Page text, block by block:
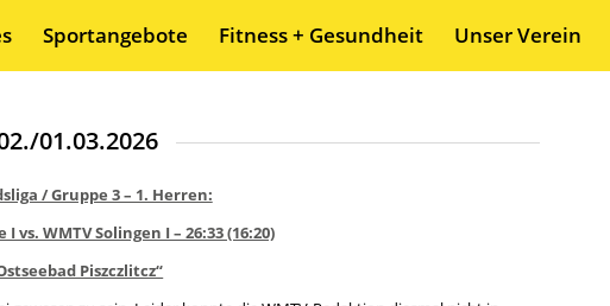
Sportangebote Fitness + Gesundheit Unser Verein
01.03.2026
/ Gruppe 3 – 1. Herren:
I vs. WMTV Solingen I – 26:33 (16:20)
Piszczlitcz“